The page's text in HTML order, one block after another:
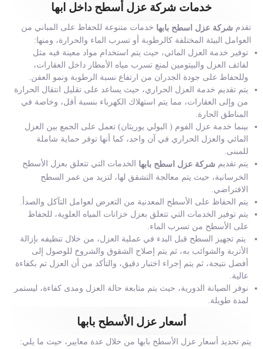
خدمات شركة عزل أسطح داخل ابها
تقدم شركة عزل اسطح بابها خدمات متنوعة للحفاظ على المباني من
العوامل البيئة المختلفة كالرطوبة أو تسرب الماء والحرارة، ومنها:
توفير خدمة العزل المائي، حيث يتم استخدام مواد معينة فيه مثل
لفائف العزل والبيتومين لمنع تسرب مياه الأمطار داخل العقارات،
وللحفاظ على جودة الجدران من ارتفاع نسبة الرطوبة ونمو العفن.
يتم تقديم خدمة العزل الحراري، حيث يساعد على تقليل انتقال الحرارة
من وإلى العقارات، مما يتم استهلاك الكهرباء بنسبة أقل، وخاصة في
المناطق الحارة.
بينما خدمة عزل الفوم ( البولي يوريثان) تعمل على الجمع بين العزل
المائي والعزل الحراري في آن واحد، كما أنها توفر حماية شاملة
للمبنى.
يتم تقديم شركة عزل اسطح بابها الخدمات التي تتعلق بعزل الأسطح
الخرسانية، حيث يتم معالجة التشقق لها، لتزيد من عمر السطح
الافتراضي.
يتم الحفاظ على الأسطح المعدنية من التعرض لعوامل التآكل والصدأ.
يتم توفير الخدمات التي تتعلق بعزل خزانات المياه العلوية، للحفاظ
على الأسطح من تسرب الماء.
يتم تجهيز السطح قبل البدء في عملية العزل، من خلال تنظيفه بإزالة
الأتربة والشوائب به، ثم يتم إصلاح الشقوق والشروخ للوصول إلى
أفضل نتيجة، ثم يتم إجراء اختبار دقيق، والتأكد من أن العزل تم بكفاءة
عالية.
نوفر الصيانة الدورية، حيث يتم متابعة حالة العزل ومدى كفاءة، ليستمر
لمدة طويلة.
أسعار عزل الأسطح بابها
يتم تحديد أسعار عزل الأسطح بابها من خلال عدة معايير، حيث ما يلي: